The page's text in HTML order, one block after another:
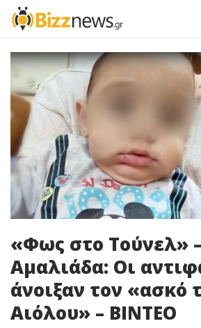
«Φως στο Τούνελ» –
Αμαλιάδα: Οι
άνοιξαν τον «ασκό
Αιόλου» – ΒΙΝΤΕΟ